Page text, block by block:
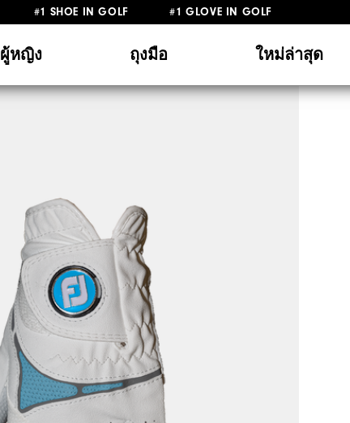
#1 SHOE IN GOLF #1 GLOVE IN GOLF
ผู้หญิง ถุงมือ ใหม่ล่าสุด